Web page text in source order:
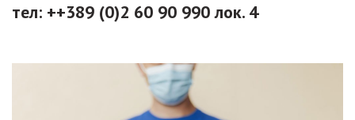
тел: ++389 (0)2 60 90 990 лок. 4